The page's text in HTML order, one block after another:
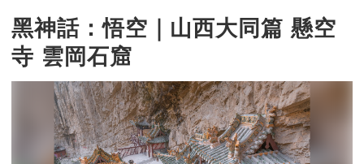
黑神話：悟空｜山西大同篇 懸空
寺 雲岡石窟